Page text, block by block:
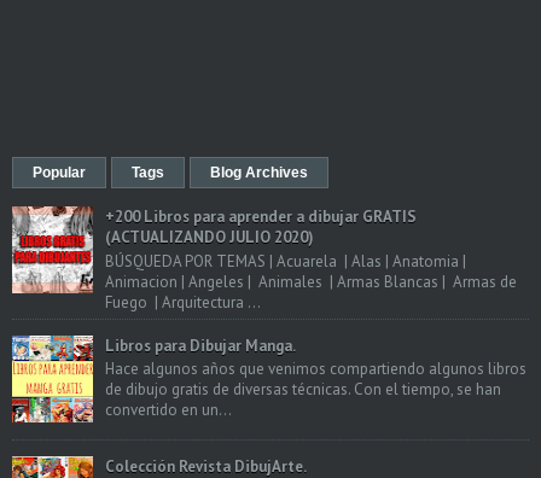
Popular Tags Blog Archives
+200 Libros para aprender a dibujar GRATIS
(ACTUALIZANDO JULIO 2020)
BÚSQUEDA POR TEMAS | Acuarela | Alas | Anatomia |
Animacion | Angeles | Animales | Armas Blancas | Armas de
Fuego | Arquitectura ...
Libros para Dibujar Manga.
Hace algunos años que venimos compartiendo algunos libros
de dibujo gratis de diversas técnicas. Con el tiempo, se han
convertido en un...
Colección Revista DibujArte.